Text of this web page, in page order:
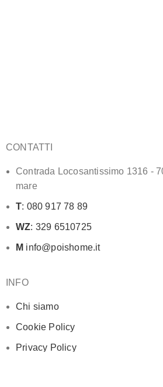
CONTATTI
Contrada Locosantissimo 1316 -
mare
T: 080 917 78 89
WZ: 329 6510725
M info@poishome.it
INFO
Chi siamo
Cookie Policy
Privacy Policy